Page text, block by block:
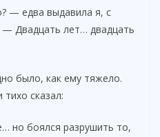
— едва выдавила я, с
Двадцать лет… двадцать
было, как ему тяжело.
сказал:
но боялся разрушить то,